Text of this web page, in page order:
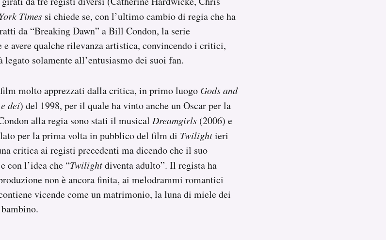
Times si chiede se, con l’ultimo cambio di regia che ha
da “Breaking Dawn” a Bill Condon, la serie
avere qualche rilevanza artistica, convincendo i critici,
solamente all’entusiasmo dei suoi fan.
molto apprezzati dalla critica, in primo luogo Gods and
dei) del 1998, per il quale ha vinto anche un Oscar per la
alla regia sono stati il musical Dreamgirls (2006) e
per la prima volta in pubblico del film di Twilightieri
critica ai registi precedenti ma dicendo che il suo
con l’idea che “Twilightdiventa adulto”. Il regista ha
non è ancora finita, ai melodrammi romantici
vicende come un matrimonio, la luna di miele dei